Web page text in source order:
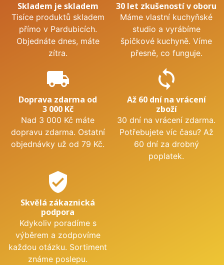
Skladem je skladem
Tisíce produktů skladem
přímo v Pardubicích.
Objednáte dnes, máte
zítra.
30 let zkušeností v oboru
Máme vlastní kuchyňské
studio a vyrábíme
špičkové kuchyně. Víme
přesně, co funguje.
local_shipping
Doprava zdarma od
3 000 Kč
Nad 3 000 Kč máte
dopravu zdarma. Ostatní
objednávky už od 79 Kč.
sync
Až 60 dní na vrácení
zboží
30 dní na vrácení zdarma.
Potřebujete víc času? Až
60 dní za drobný
poplatek.
verified_user
Skvělá zákaznická
podpora
Kdykoliv poradíme s
výběrem a zodpovíme
každou otázku. Sortiment
známe poslepu.